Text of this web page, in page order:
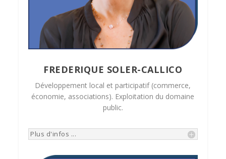
FREDERIQUE SOLER-CALLICO
Développement local et participatif (commerce,
économie, associations). Exploitation du domaine
public.
Plus d'infos ...